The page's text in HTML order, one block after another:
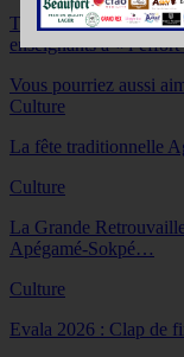
Togo/Rentrée
enseignants à «
Vous pourriez aussi
Culture
La fête traditionnelle
Culture
La Grande
Apégamé-Sokpé…
Culture
Evala 2026 : Clap de